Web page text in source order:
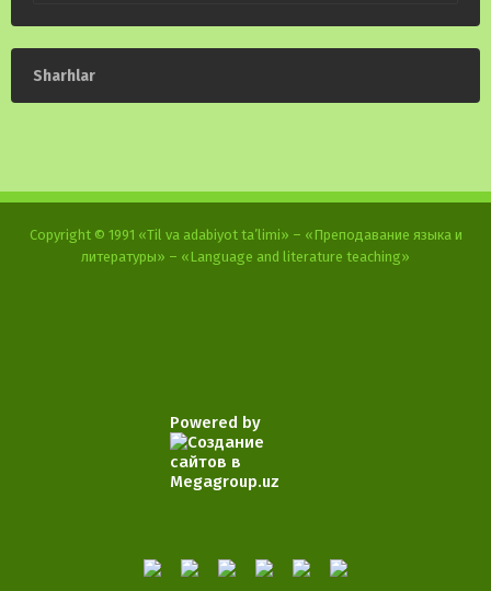
Sharhlar
Copyright © 1991 «Til va adabiyot ta’limi» – «Преподавание языка и
литературы» – «Language and literature teaching»
Powered by